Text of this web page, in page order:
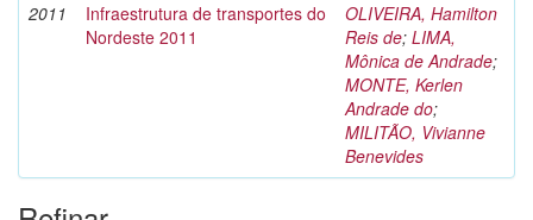
2011
Infraestrutura de transportes do
Nordeste 2011
OLIVEIRA, Hamilton
Reis de; LIMA,
Mônica de Andrade;
MONTE, Kerlen
Andrade do;
MILITÃO, Vivianne
Benevides